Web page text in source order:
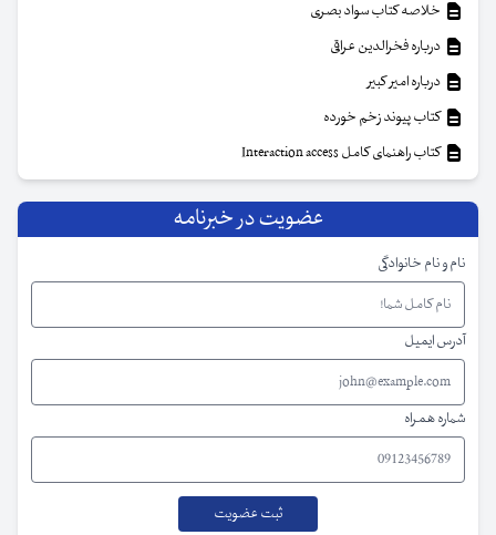
خلاصه کتاب سواد بصری
درباره فخرالدین عراقی
درباره امیر کبیر
کتاب پیوند زخم خورده
کتاب راهنمای کامل Interaction access
عضویت در خبرنامه
نام و نام خانوادگی
آدرس ایمیل
شماره همراه